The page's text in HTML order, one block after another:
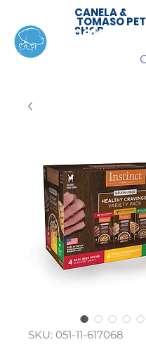
CANELA &
TOMASO PET
SHOP
SKU: 051-11-617068